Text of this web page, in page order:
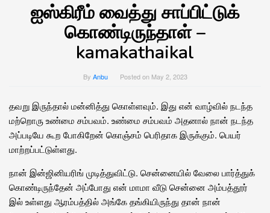
ஐஸ்கிரீம் வைத்து சாப்பிட்டுக்
கொண்டிருந்தாள் –
kamakathaikal
By Anbu Posted on May 2, 2023
தவறு இருந்தால் மன்னித்து கொள்ளவும். இது என் வாழ்வில் நடந்த
மற்றொரு உண்மை சம்பவம். உண்மை சம்பவம் அதனால் நான் நடந்த
அப்படியே கூற போகிறேன் கொஞ்சம் பெரிதாக இருக்கும். பெயர்
மாற்றப்பட்டுள்ளது.
நான் இன்ஜினியரிங் முடித்துவிட்டு. சென்னையில் வேலை பார்த்துக்
கொண்டிருந்தேன் அப்போது என் மாமா வீடு சென்னை அம்பத்தூர்
இல் உள்ளது ஆரம்பத்தில் அங்கே தங்கியிருந்து தான் நான்